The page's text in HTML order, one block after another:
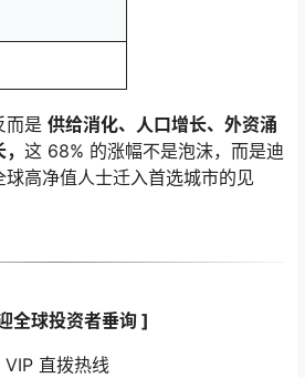
而是 供给消化、人口增长、外资涌
这 68% 的涨幅不是泡沫，而是迪
高净值人士迁入首选城市的见
全球投资者垂询 ]
VIP 直拨热线